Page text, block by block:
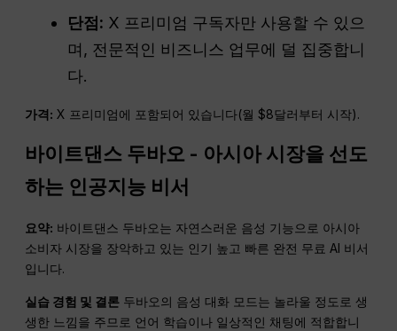
단점: X 프리미엄 구독자만 사용할 수 있으
며, 전문적인 비즈니스 업무에 덜 집중합니
다.
가격: X 프리미엄에 포함되어 있습니다(월 $8달러부터 시작).
바이트댄스 두바오 - 아시아 시장을 선도
하는 인공지능 비서
요약: 바이트댄스 두바오는 자연스러운 음성 기능으로 아시아
소비자 시장을 장악하고 있는 인기 높고 빠른 완전 무료 AI 비서
입니다.
실습 경험 및 결론 두바오의 음성 대화 모드는 놀라울 정도로 생
생한 느낌을 주므로 언어 학습이나 일상적인 채팅에 적합합니